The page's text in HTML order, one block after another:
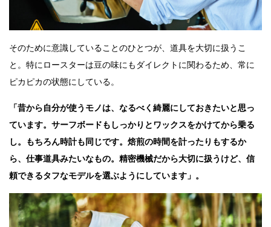
そのために意識していることのひとつが、道具を大切に扱うこ
と。特にロースターは豆の味にもダイレクトに関わるため、常に
ピカピカの状態にしている。
「昔から自分が使うモノは、なるべく綺麗にしておきたいと思っ
ています。サーフボードもしっかりとワックスをかけてから乗る
し。もちろん時計も同じです。焙煎の時間を計ったりもするか
ら、仕事道具みたいなもの。精密機械だから大切に扱うけど、信
頼できるタフなモデルを選ぶようにしています」。